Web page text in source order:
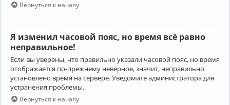
Вернуться к началу
Я изменил часовой пояс, но время всё равно
неправильное!
Если вы уверены, что правильно указали часовой пояс, но время
отображается по-прежнему неверное, значит, неправильно
установлено время на сервере. Уведомите администратора для
устранения проблемы.
Вернуться к началу